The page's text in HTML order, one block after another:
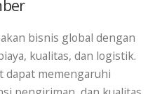
bisnis global dengan
kualitas, dan logistik.
dapat memengaruhi